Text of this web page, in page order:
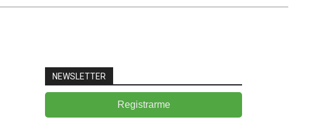
NEWSLETTER
Registrarme